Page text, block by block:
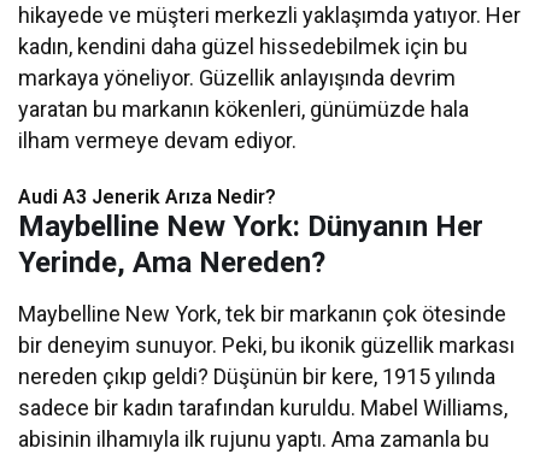
hikayede ve müşteri merkezli yaklaşımda yatıyor. Her
kadın, kendini daha güzel hissedebilmek için bu
markaya yöneliyor. Güzellik anlayışında devrim
yaratan bu markanın kökenleri, günümüzde hala
ilham vermeye devam ediyor.
Audi A3 Jenerik Arıza Nedir?
Maybelline New York: Dünyanın Her
Yerinde, Ama Nereden?
Maybelline New York, tek bir markanın çok ötesinde
bir deneyim sunuyor. Peki, bu ikonik güzellik markası
nereden çıkıp geldi? Düşünün bir kere, 1915 yılında
sadece bir kadın tarafından kuruldu. Mabel Williams,
abisinin ilhamıyla ilk rujunu yaptı. Ama zamanla bu